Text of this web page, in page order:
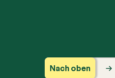
Nach oben